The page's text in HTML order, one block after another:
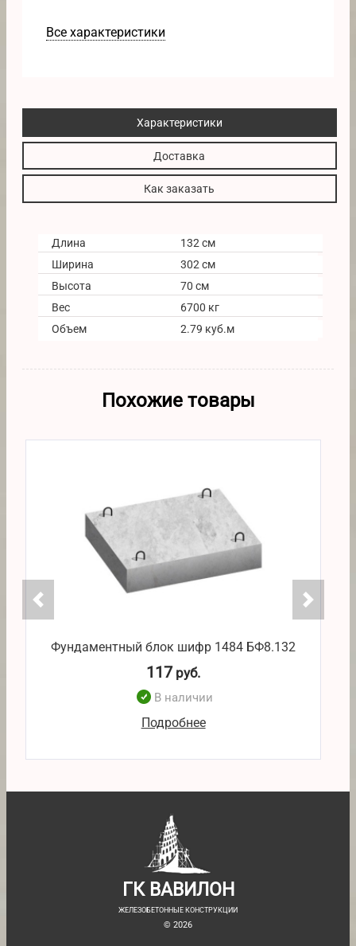
Все характеристики
Характеристики
Доставка
Как заказать
Длина
132 см
Ширина
302 см
Высота
70 см
Вес
6700 кг
Объем
2.79 куб.м
Похожие товары
Фундаментный блок шифр 1484 БФ8.132
117 руб.
В наличии
Подробнее
ГК ВАВИЛОН
ЖЕЛЕЗОБЕТОННЫЕ КОНСТРУКЦИИ
© 2026